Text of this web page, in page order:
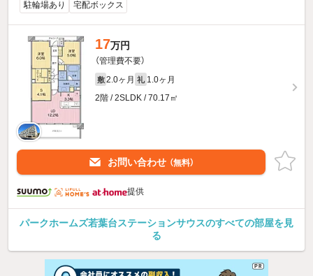
駐輪場あり 宅配ボックス
17万円
（管理費不要）
敷 2.0ヶ月 礼 1.0ヶ月
2階 / 2SLDK / 70.17㎡
お問い合わせ （無料）
提供
パークホームズ若葉台ステーションサウスのすべての部屋を見
る